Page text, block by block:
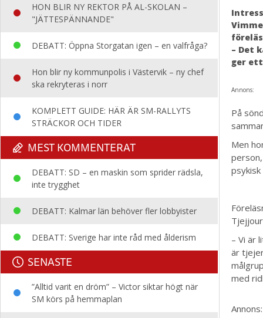
HON BLIR NY REKTOR PÅ AL-SKOLAN –
"JÄTTESPÄNNANDE"
DEBATT: Öppna Storgatan igen – en valfråga?
Hon blir ny kommunpolis i Västervik – ny chef
ska rekryteras i norr
KOMPLETT GUIDE: HÄR ÄR SM-RALLYTS
STRÄCKOR OCH TIDER
MEST KOMMENTERAT
DEBATT: SD – en maskin som sprider rädsla,
inte trygghet
DEBATT: Kalmar län behöver fler lobbyister
DEBATT: Sverige har inte råd med ålderism
SENASTE
”Alltid varit en dröm” – Victor siktar högt när
SM körs på hemmaplan
– Det
ger
Annons:
På
Men
– Vi är
är
med
Annons: